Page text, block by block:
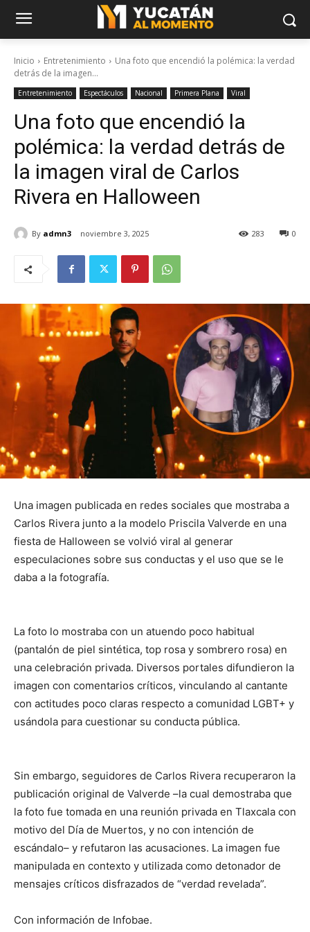
Inicio Entretenimiento
Una foto que encendió la polémica: la verdad
detrás de la imagen...
Entretenimiento Espectáculos Nacional Primera Plana Viral
Una foto que encendió la
polémica: la verdad detrás de
la imagen viral de Carlos
Rivera en Halloween
By admn3 noviembre 3, 2025 0
283
Una imagen publicada en redes sociales que mostraba a
Carlos Rivera junto a la modelo Priscila Valverde en una
fiesta de Halloween se volvió viral al generar
especulaciones sobre sus conductas y el uso que se le
daba a la fotografía.
La foto lo mostraba con un atuendo poco habitual
(pantalón de piel sintética, top rosa y sombrero rosa) en
una celebración privada. Diversos portales difundieron la
imagen con comentarios críticos, vinculando al cantante
con actitudes poco claras respecto a comunidad LGBT+ y
usándola para cuestionar su conducta pública.
Sin embargo, seguidores de Carlos Rivera recuperaron la
publicación original de Valverde –la cual demostraba que
la foto fue tomada en una reunión privada en Tlaxcala con
motivo del Día de Muertos, y no con intención de
escándalo– y refutaron las acusaciones. La imagen fue
manipulada en contexto y utilizada como detonador de
mensajes críticos disfrazados de “verdad revelada”.
Con información de Infobae.